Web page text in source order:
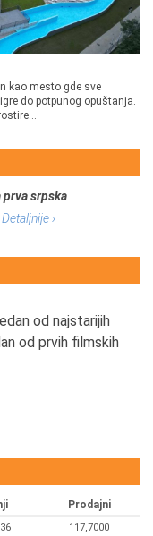
kao mesto gde sve
do potpunog opuštanja.
prva srpska
Detaljnije ›
od najstarijih
od prvih filmskih
Prodajni
117,7000